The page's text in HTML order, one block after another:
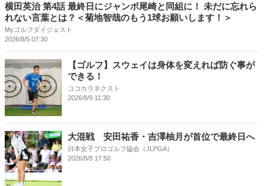
横田英治 第4話 最終日にジャンボ尾崎と同組に！ 未だに忘れら
れない言葉とは？＜菊地智哉のもう1球お願いします！＞
Myゴルフダイジェスト
2026/8/5 07:30
【ゴルフ】スウェイは身体を変えれば防ぐ事が
できる！
ココカラネクスト
2026/8/9 11:30
大混戦 安田祐香・吉澤柚月が首位で最終日へ
日本女子プロゴルフ協会（JLPGA）
2026/8/8 17:50